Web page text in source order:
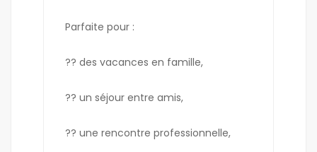
Parfaite pour :
?? des vacances en famille,
?? un séjour entre amis,
?? une rencontre professionnelle,